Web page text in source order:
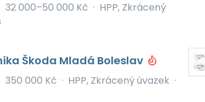
32 000–50 000 Kč · HPP, Zkrácený
Škoda Mladá Boleslav
350 000 Kč · HPP, Zkrácený úvazek ·